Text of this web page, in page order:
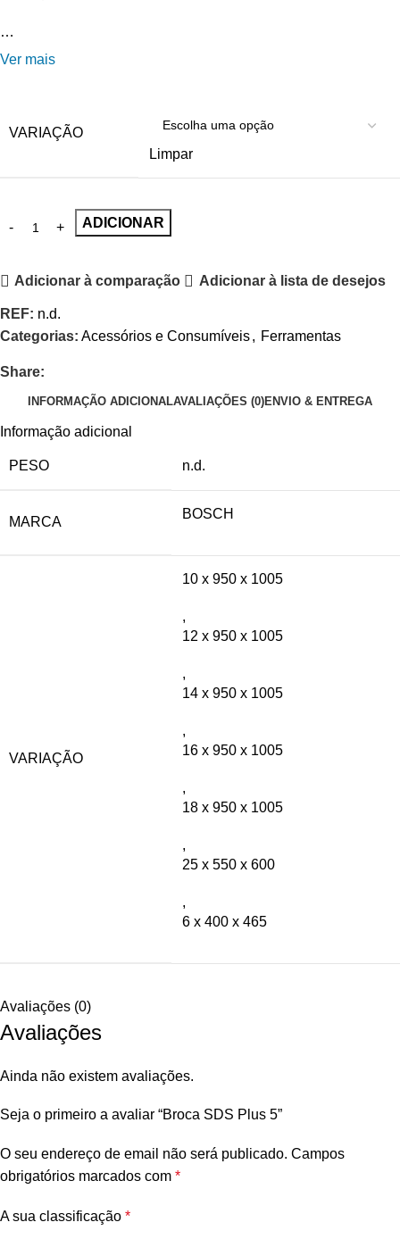
…
Ver mais
VARIAÇÃO
Limpar
ADICIONAR
Adicionar à comparação Adicionar à lista de desejos
REF: n.d.
Categorias: Acessórios e Consumíveis, Ferramentas
Share:
INFORMAÇÃO ADICIONALAVALIAÇÕES (0)ENVIO & ENTREGA
Informação adicional
PESO n.d.
MARCA
BOSCH
VARIAÇÃO
10 x 950 x 1005
,
12 x 950 x 1005
,
14 x 950 x 1005
,
16 x 950 x 1005
,
18 x 950 x 1005
,
25 x 550 x 600
,
6 x 400 x 465
Avaliações (0)
Avaliações
Ainda não existem avaliações.
Seja o primeiro a avaliar “Broca SDS Plus 5”
O seu endereço de email não será publicado. Campos
obrigatórios marcados com *
A sua classificação *